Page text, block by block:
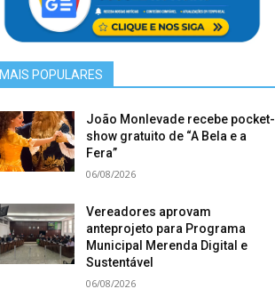
MAIS POPULARES
João Monlevade recebe pocket-
show gratuito de “A Bela e a
Fera”
06/08/2026
Vereadores aprovam
anteprojeto para Programa
Municipal Merenda Digital e
Sustentável
06/08/2026